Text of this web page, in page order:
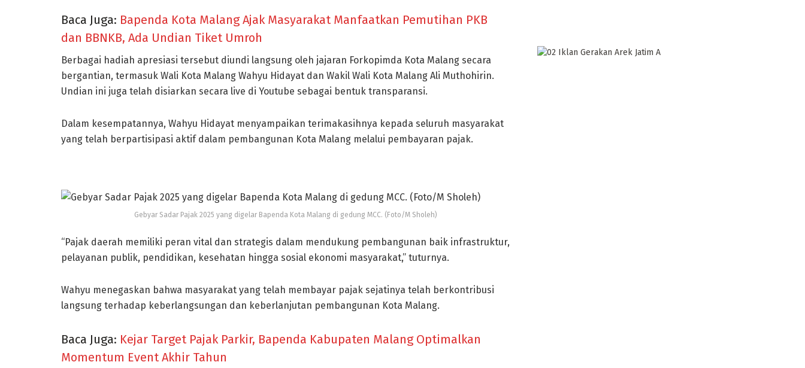
Baca Juga: Bapenda Kota Malang Ajak Masyarakat Manfaatkan Pemutihan PKB
dan BBNKB, Ada Undian Tiket Umroh
Berbagai hadiah apresiasi tersebut diundi langsung oleh jajaran Forkopimda Kota Malang secara
bergantian, termasuk Wali Kota Malang Wahyu Hidayat dan Wakil Wali Kota Malang Ali Muthohirin.
Undian ini juga telah disiarkan secara live di Youtube sebagai bentuk transparansi.
Dalam kesempatannya, Wahyu Hidayat menyampaikan terimakasihnya kepada seluruh masyarakat
yang telah berpartisipasi aktif dalam pembangunan Kota Malang melalui pembayaran pajak.
Gebyar Sadar Pajak 2025 yang digelar Bapenda Kota Malang di gedung MCC. (Foto/M Sholeh)
“Pajak daerah memiliki peran vital dan strategis dalam mendukung pembangunan baik infrastruktur,
pelayanan publik, pendidikan, kesehatan hingga sosial ekonomi masyarakat,” tuturnya.
Wahyu menegaskan bahwa masyarakat yang telah membayar pajak sejatinya telah berkontribusi
langsung terhadap keberlangsungan dan keberlanjutan pembangunan Kota Malang.
Baca Juga: Kejar Target Pajak Parkir, Bapenda Kabupaten Malang Optimalkan
Momentum Event Akhir Tahun